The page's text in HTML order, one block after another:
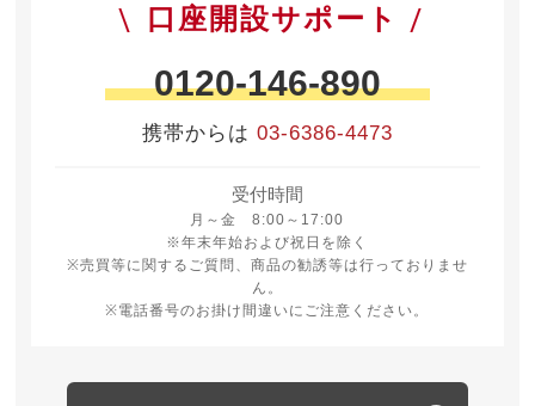
口座開設サポート
0120-146-890
携帯からは 03-6386-4473
受付時間
月～金 8:00～17:00
月曜日から金曜日 8時から17時
※年末年始および祝日を除く
※売買等に関するご質問、商品の勧誘等は行っておりませ
ん。
※電話番号のお掛け間違いにご注意ください。